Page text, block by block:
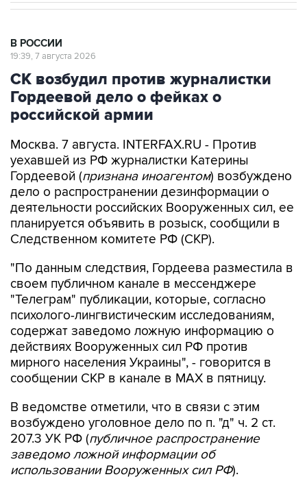
В РОССИИ
19:39, 7 августа 2026
СК возбудил против журналистки
Гордеевой дело о фейках о
российской армии
Москва. 7 августа. INTERFAX.RU - Против
уехавшей из РФ журналистки Катерины
Гордеевой (признана иноагентом) возбуждено
дело о распространении дезинформации о
деятельности российских Вооруженных сил, ее
планируется объявить в розыск, сообщили в
Следственном комитете РФ (СКР).
"По данным следствия, Гордеева разместила в
своем публичном канале в мессенджере
"Телеграм" публикации, которые, согласно
психолого-лингвистическим исследованиям,
содержат заведомо ложную информацию о
действиях Вооруженных сил РФ против
мирного населения Украины", - говорится в
сообщении СКР в канале в MAX в пятницу.
В ведомстве отметили, что в связи с этим
возбуждено уголовное дело по п. "д" ч. 2 ст.
207.3 УК РФ (публичное распространение
заведомо ложной информации об
использовании Вооруженных сил РФ).